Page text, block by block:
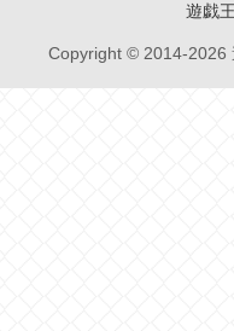
遊戯
Copyright © 2014-2026